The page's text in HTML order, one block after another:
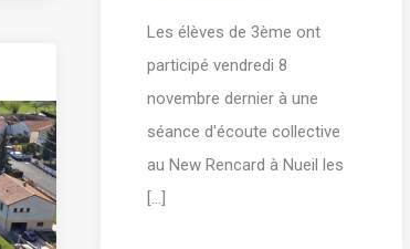
Les élèves de 3ème ont
participé vendredi 8
novembre dernier à une
séance d'écoute collective
au New Rencard à Nueil les
[...]